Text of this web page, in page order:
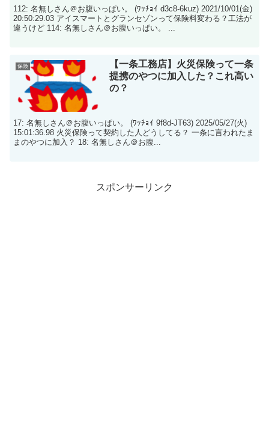
112: 名無しさん＠お腹いっぱい。 (ﾜｯﾁｮｲ d3c8-6kuz) 2021/10/01(金)
20:50:29.03 アイスマートとグランセゾンって保険料変わる？工法が
違うけど 114: 名無しさん＠お腹いっぱい。 ...
保険
【一条工務店】火災保険って一条
提携のやつに加入した？これ高い
の？
17: 名無しさん＠お腹いっぱい。 (ﾜｯﾁｮｲ 9f8d-JT63) 2025/05/27(火)
15:01:36.98 火災保険って契約した人どうしてる？ 一条に言われたま
まのやつに加入？ 18: 名無しさん＠お腹...
スポンサーリンク